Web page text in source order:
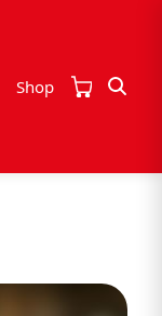
Shop